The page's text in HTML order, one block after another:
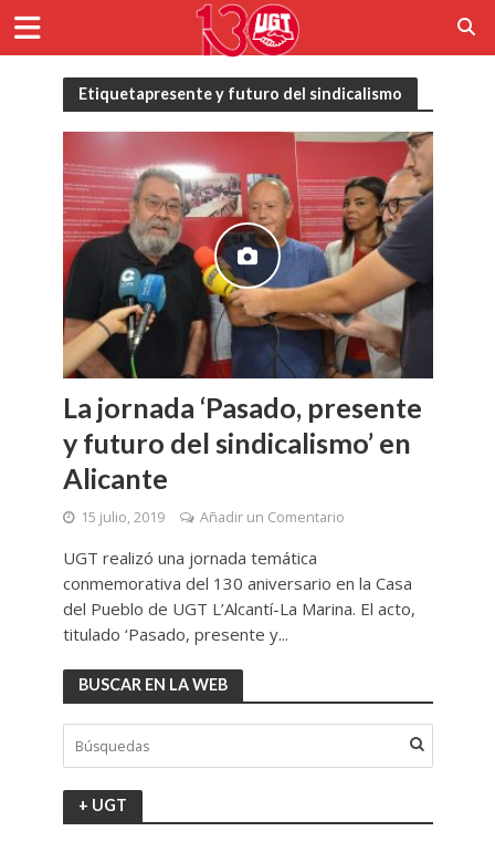
Etiquetapresente y futuro del sindicalismo
La jornada ‘Pasado, presente
y futuro del sindicalismo’ en
Alicante
15 julio, 2019 Añadir un Comentario
UGT realizó una jornada temática
conmemorativa del 130 aniversario en la Casa
del Pueblo de UGT L’Alcantí-La Marina. El acto,
titulado ‘Pasado, presente y...
BUSCAR EN LA WEB
+ UGT